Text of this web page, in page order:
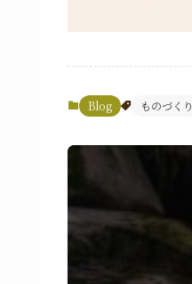
Blog ものづくり